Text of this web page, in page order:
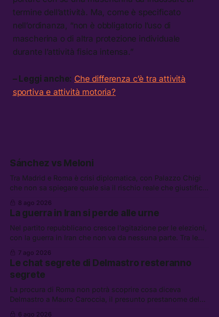
termine dell’attività. Ma, come è specificato
nell’ordinanza, “non è obbligatorio l’uso di
mascherina o di altra protezione individuale
durante l’attività fisica intensa.”
– Leggi anche: Che differenza c’è tra attività
sportiva e attività motoria?
Sánchez vs Meloni
Tra Madrid e Roma è crisi diplomatica, con Palazzo Chigi
che non sa spiegare quale sia il rischio reale che giustifica
di difesa tra Arabia Saudita, Pakistan e Turchia, la crisi del
carburante irregolare, e un altro caso di IA ribelle
8 ago 2026
La guerra in Iran si perde alle urne
Nel partito repubblicano cresce l’agitazione per le elezioni,
con la guerra in Iran che non va da nessuna parte. Tra le
lavoro, Schlein prova a mettere in sicurezza la coalizione, e
che cos’è lo “Spiralismo,” la religione degli agenti IA
7 ago 2026
Le chat segrete di Delmastro resteranno
segrete
La procura di Roma non potrà scoprire cosa diceva
Delmastro a Mauro Caroccia, il presunto prestanome del
6 ago 2026